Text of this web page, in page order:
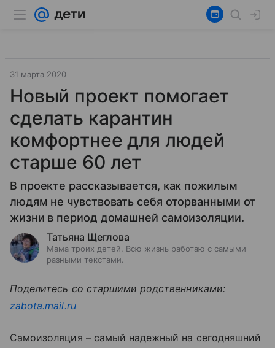
31 марта 2020
Новый проект помогает
сделать карантин
комфортнее для людей
старше 60 лет
В проекте рассказывается, как пожилым
людям не чувствовать себя оторванными от
жизни в период домашней самоизоляции.
Татьяна Щеглова
Мама троих детей. Всю жизнь работаю с самыми
разными текстами.
Поделитесь со старшими родственниками:
zabota.mail.ru
Самоизоляция – самый надежный на сегодняшний